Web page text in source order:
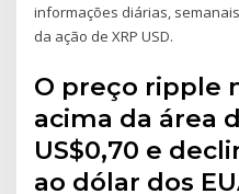
informações diárias,
da ação de XRP USD.
O preço ripple
acima da área
US$0,70 e
ao dólar dos